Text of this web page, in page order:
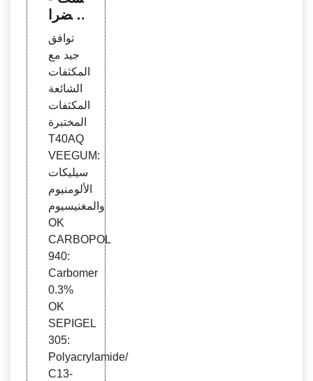
حضرا
ت الت
جميل
- حقو
ق الط
بع وال
نشر
توافق
جيد مع
المكثفات
الشائعة
المكثفات
المختبرة
T40AQ
VEEGUM:
سيليكات
الألومنيوم
والمغنيسيوم
OK
CARBOPOL
940:
Carbomer
0.3%
OK
SEPIGEL
305:
Polyacrylamide/
C13-